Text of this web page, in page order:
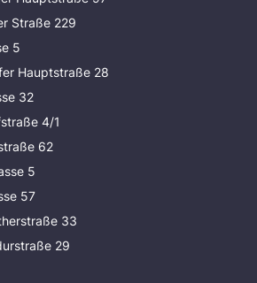
Straße 229
5
Hauptstraße 28
32
4/1
62
5
57
33
29